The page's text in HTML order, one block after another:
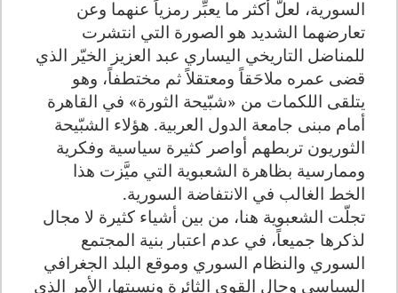
السورية، لعلّ أكثر ما يعبِّر رمزياً عنهما وعن
تعارضهما الشديد هو الصورة التي انتشرت
للمناضل التاريخي اليساري عبد العزيز الخيّر الذي
قضى عمره ملاحَقاً ومعتقلاً ثم مختطفاً، وهو
يتلقى اللكمات من «شبّيحة الثورة» في القاهرة
أمام مبنى جامعة الدول العربية. هؤلاء الشبّيحة
الثوريون تربطهم أواصر كثيرة سياسية وفكرية
وممارسية بظاهرة الشعبوية التي ميَّزت هذا
الخط الغالب في الانتفاضة السورية.
تجلّت الشعبوية هنا، من بين أشياء كثيرة لا مجال
لذكرها جميعاً، في عدم اعتبار بنية المجتمع
السوري والنظام السوري وموقع البلد الجغرافي
السياسي وحال القوى الثائرة ونسبتها، الأمر الذي